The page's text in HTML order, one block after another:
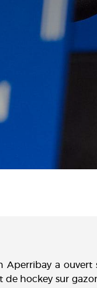
Aperribay a ouvert
de hockey sur